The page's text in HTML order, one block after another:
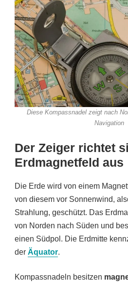
Diese Kompassnadel zeigt nach
Navigation
Der Zeiger richtet
Erdmagnetfeld aus
Die Erde wird von einem
von diesem vor Sonnenwind,
Strahlung, geschützt. Das
von Norden nach Süden und
einen Südpol. Die Erdmitte
der Äquator.
Kompassnadeln besitzen